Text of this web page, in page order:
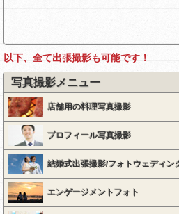
以下、全て出張撮影も可能です！
写真撮影メニュー
店舗用の料理写真撮影
プロフィール写真撮影
結婚式出張撮影/フォトウェディン
エンゲージメントフォト